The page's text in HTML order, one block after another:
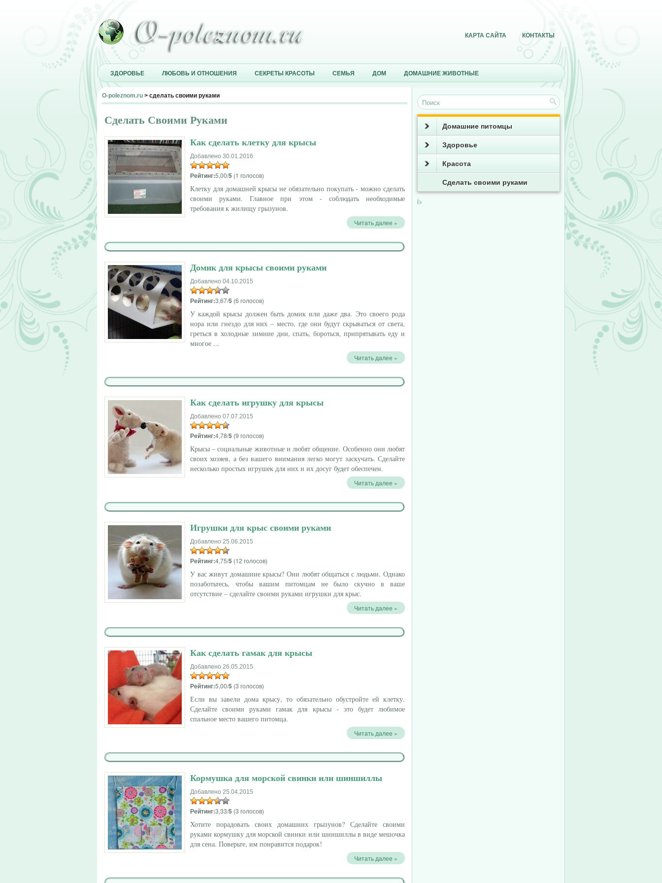
КАРТА САЙТА КОНТАКТЫ
ЗДОРОВЬЕ ЛЮБОВЬ И ОТНОШЕНИЯ СЕКРЕТЫ КРАСОТЫ СЕМЬЯ ДОМ ДОМАШНИЕ ЖИВОТНЫЕ
O-poleznom.ru > сделать своими руками
Сделать Своими Руками
Как сделать клетку для крысы
Добавлено 30.01.2016
Рейтинг:5,00/5 (1 голосов)
Клетку для домашней крысы не обязательно покупать - можно сделать
своими руками. Главное при этом - соблюдать необходимые
требования к жилищу грызунов.
Читать далее »
Домик для крысы своими руками
Добавлено 04.10.2015
Рейтинг:3,67/5 (6 голосов)
У каждой крысы должен быть домик или даже два. Это своего рода
нора или гнездо для них – место, где они будут скрываться от света,
греться в холодные зимние дни, спать, бороться, припрятывать еду и
многое ...
Читать далее »
Как сделать игрушку для крысы
Добавлено 07.07.2015
Рейтинг:4,78/5 (9 голосов)
Крысы – социальные животные и любят общение. Особенно они любят
своих хозяев, а без вашего внимания легко могут заскучать. Сделайте
несколько простых игрушек для них и их досуг будет обеспечен.
Читать далее »
Игрушки для крыс своими руками
Добавлено 25.06.2015
Рейтинг:4,75/5 (12 голосов)
У вас живут домашние крысы? Они любят общаться с людьми. Однако
позаботьтесь, чтобы вашим питомцам не было скучно в ваше
отсутствие – сделайте своими руками игрушки для крыс.
Читать далее »
Как сделать гамак для крысы
Добавлено 26.05.2015
Рейтинг:5,00/5 (3 голосов)
Если вы завели дома крысу, то обязательно обустройте ей клетку.
Сделайте своими руками гамак для крысы - это будет любимое
спальное место вашего питомца.
Читать далее »
Кормушка для морской свинки или шиншиллы
Добавлено 25.04.2015
Рейтинг:3,33/5 (3 голосов)
Хотите порадовать своих домашних грызунов? Сделайте своими
руками кормушку для морской свинки или шиншиллы в виде мешочка
для сена. Поверьте, им понравится подарок!
Читать далее »
Домашние питомцы
Здоровье
Красота
Сделать своими руками
i>